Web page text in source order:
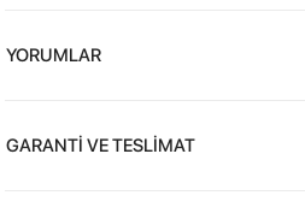
YORUMLAR
GARANTİ VE TESLİMAT